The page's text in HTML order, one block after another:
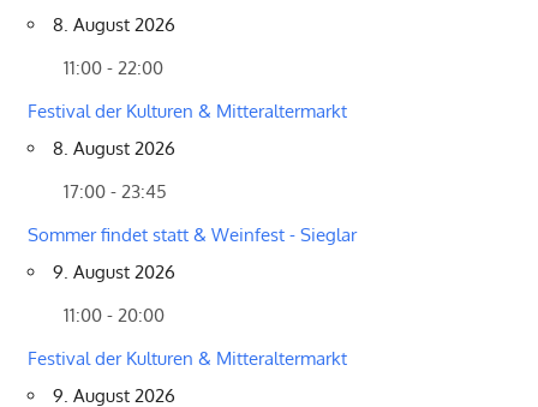
8. August 2026
11:00 - 22:00
Festival der Kulturen & Mitteraltermarkt
8. August 2026
17:00 - 23:45
Sommer findet statt & Weinfest - Sieglar
9. August 2026
11:00 - 20:00
Festival der Kulturen & Mitteraltermarkt
9. August 2026